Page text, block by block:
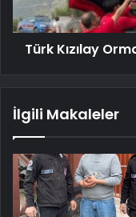
Türk Kızılay
İlgili Makaleler